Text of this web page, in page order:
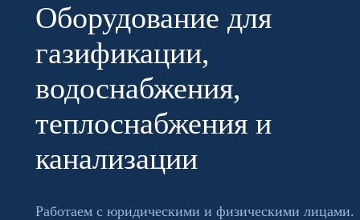
Оборудование для
газификации,
водоснабжения,
теплоснабжения и
канализации
Работаем с юридическими и физическими лицами.